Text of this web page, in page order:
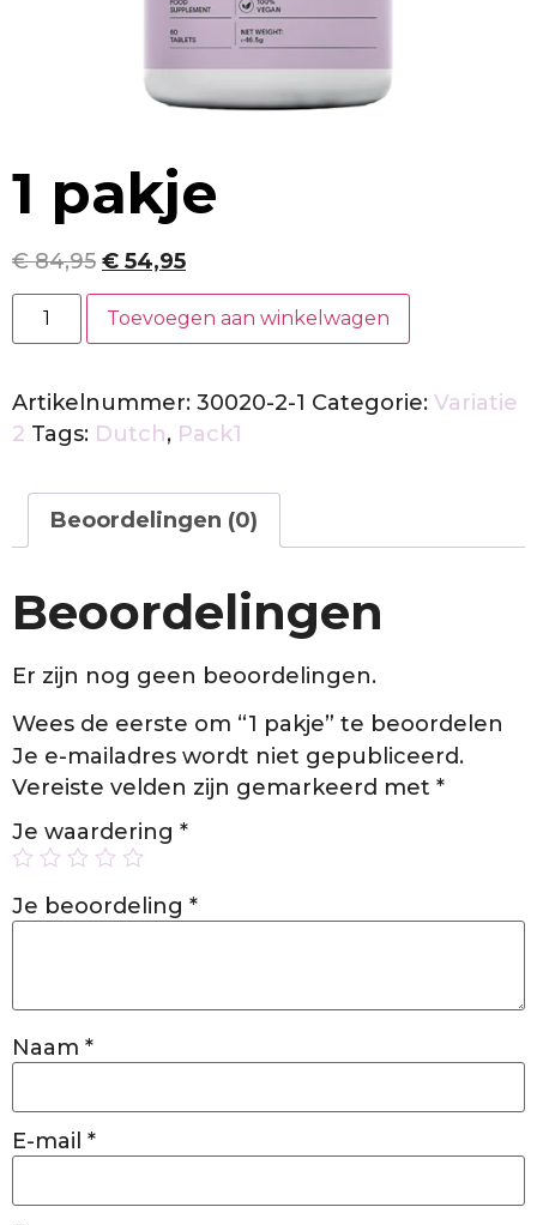
1 pakje
€84,95 € 54,95
Toevoegen aan winkelwagen
Artikelnummer: 30020-2-1 Categorie: Variatie
2 Tags: Dutch, Pack1
Beoordelingen (0)
Beoordelingen
Er zijn nog geen beoordelingen.
Wees de eerste om “1 pakje” te beoordelen
Je e-mailadres wordt niet gepubliceerd.
Vereiste velden zijn gemarkeerd met *
Je waardering *
Je beoordeling *
Naam *
E-mail *